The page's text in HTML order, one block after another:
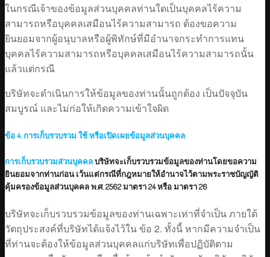
ในกรณีเจ้าของข้อมูลส่วนบุคคลท่านใดเป็นบุคคลไร้ความ
สามารถหรือบุคคลเสมือนไร้ความสามารถ ต้องขอความ
ยินยอมจากผู้อนุบาลหรือผู้พิทักษ์ที่มีอำนาจกระทำการแทน
บุคคลไร้ความสามารถหรือบุคคลเสมือนไร้ความสามารถนั้น
แล้วแต่กรณี
บริษัทจะดำเนินการให้ข้อมูลของท่านนั้นถูกต้อง เป็นปัจจุบัน
สมบูรณ์ และไม่ก่อให้เกิดความเข้าใจผิด
ข้อ4. การเก็บรวบรวม ใช้ หรือเปิดเผยข้อมูลส่วนบุคคล
การเก็บรวบรวมส่วนบุคคลบริษัทจะเก็บรวบรวมข้อมูลของท่านโดยขอความ
ยินยอมจากท่านก่อน เว้นแต่กรณีที่กฎหมายให้อำนาจไว้ตามพระราชบัญญัติ
คุ้มครองข้อมูลส่วนบุคคล พ.ศ. 2562 มาตรา 24 หรือ มาตรา 26
บริษัทจะเก็บรวบรวมข้อมูลของท่านเฉพาะเท่าที่จำเป็น ภายใต้
วัตถุประสงค์ที่บริษัทได้แจ้งไว้ใน ข้อ 2. ทั้งนี้ หากมีความจำเป็น
ที่ท่านจะต้องให้ข้อมูลส่วนบุคคลแก่บริษัทเพื่อปฏิบัติตาม